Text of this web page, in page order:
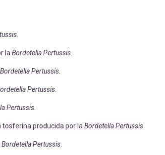
la Bordetella Pertussis
Bordetella Pertussis
Pertussis
Pertussis
tosferina producida por la Bordetella Pertussis
Bordetella Pertussis